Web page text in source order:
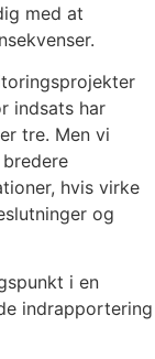
med at
indsats har
tre. Men vi
hvis virke
og
i en
indrapportering